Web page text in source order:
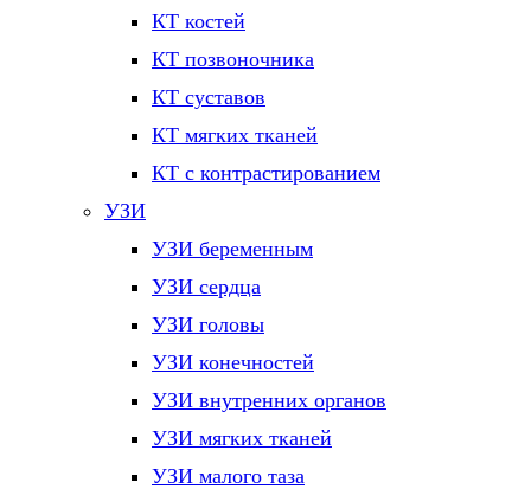
КТ костей
КТ позвоночника
КТ суставов
КТ мягких тканей
КТ с контрастированием
УЗИ
УЗИ беременным
УЗИ сердца
УЗИ головы
УЗИ конечностей
УЗИ внутренних органов
УЗИ мягких тканей
УЗИ малого таза